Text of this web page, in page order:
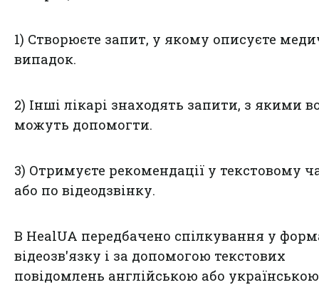
1️) Створюєте запит, у якому описуєте
випадок.
2️) Інші лікарі знаходять запити, з якими
можуть допомогти.
3️) Отримуєте рекомендації у текстовому
або по відеодзвінку.
В HealUA передбачено спілкування у
відеозв'язку і за допомогою текстових
повідомлень англійською або українською